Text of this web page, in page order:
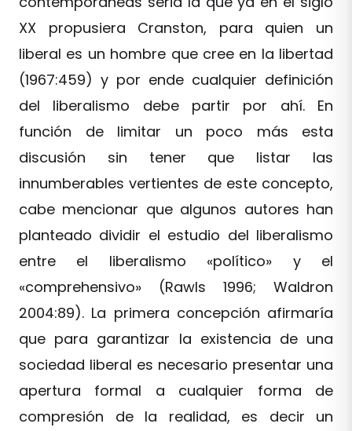
XX propusiera Cranston, para quien un
liberal es un hombre que cree en la libertad
(1967:459) y por ende cualquier definición
del liberalismo debe partir por ahí. En
función de limitar un poco más esta
discusión sin tener que listar las
innumberables vertientes de este concepto,
cabe mencionar que algunos autores han
planteado dividir el estudio del liberalismo
entre el liberalismo «político» y el
«comprehensivo» (Rawls 1996; Waldron
2004:89). La primera concepción afirmaría
que para garantizar la existencia de una
sociedad liberal es necesario presentar una
apertura formal a cualquier forma de
compresión de la realidad, es decir un